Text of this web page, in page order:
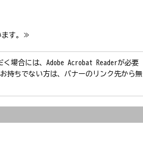
ます。≫
く場合には、Adobe Acrobat Readerが必要
持ちでない方は、バナーのリンク先から無